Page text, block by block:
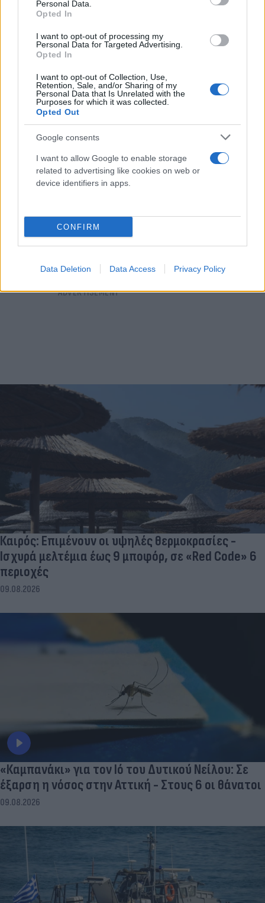
Personal Data.
Opted In
I want to opt-out of processing my
Personal Data for Targeted Advertising.
Opted In
I want to opt-out of Collection, Use,
Retention, Sale, and/or Sharing of my
Personal Data that Is Unrelated with the
Purposes for which it was collected.
Opted Out
Google consents
I want to allow Google to enable storage
related to advertising like cookies on web or
device identifiers in apps.
CONFIRM
Data Deletion Data Access Privacy Policy
Νέα Υόρκη: Στα δικαστήρια ο φόρος «pied-
à-terre» του Μαμντάνι - Πλούσιοι ζητούν
πάγωμα της εφαρμογής
Καιρός: Επιμένουν οι υψηλές θερμοκρασίες -
Ισχυρά μελτέμια έως 9 μποφόρ, σε «Red Code» 6
περιοχές
09.08.2026
«Καμπανάκι» για τον Ιό του Δυτικού Νείλου: Σε
έξαρση η νόσος στην Αττική - Στους 6 οι θάνατοι
09.08.2026